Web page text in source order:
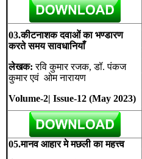
03.कीटनाशक दवाओं का भण्डारण
करते समय सावधानियाँ
लेखक:रवि कुमार रजक, डॉ. पंकज
कुमार एवं ओम नारायण
Volume-2| Issue-12 (May 2023)
05.मानव आहार मे मछली का महत्त्व